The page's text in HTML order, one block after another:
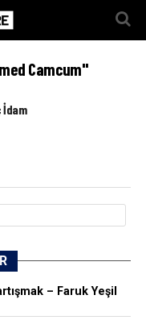
Camcum"
İdam
– Faruk Yeşil